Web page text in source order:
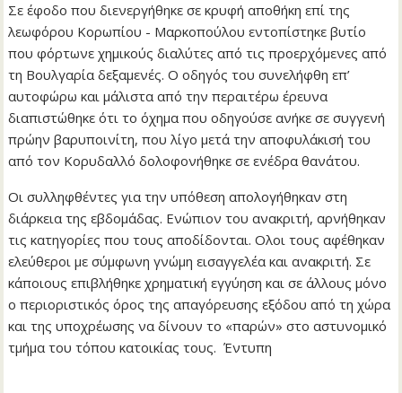
Σε έφοδο που διενεργήθηκε σε κρυφή αποθήκη επί της
λεωφόρου Κορωπίου - Μαρκοπούλου εντοπίστηκε βυτίο
που φόρτωνε χημικούς διαλύτες από τις προερχόμενες από
τη Βουλγαρία δεξαμενές. Ο οδηγός του συνελήφθη επ’
αυτοφώρω και μάλιστα από την περαιτέρω έρευνα
διαπιστώθηκε ότι το όχημα που οδηγούσε ανήκε σε συγγενή
πρώην βαρυποινίτη, που λίγο μετά την αποφυλάκισή του
από τον Κορυδαλλό δολοφονήθηκε σε ενέδρα θανάτου.
Οι συλληφθέντες για την υπόθεση απολογήθηκαν στη
διάρκεια της εβδομάδας. Ενώπιον του ανακριτή, αρνήθηκαν
τις κατηγορίες που τους αποδίδονται. Ολοι τους αφέθηκαν
ελεύθεροι με σύμφωνη γνώμη εισαγγελέα και ανακριτή. Σε
κάποιους επιβλήθηκε χρηματική εγγύηση και σε άλλους μόνο
ο περιοριστικός όρος της απαγόρευσης εξόδου από τη χώρα
και της υποχρέωσης να δίνουν το «παρών» στο αστυνομικό
τμήμα του τόπου κατοικίας τους. Έντυπη